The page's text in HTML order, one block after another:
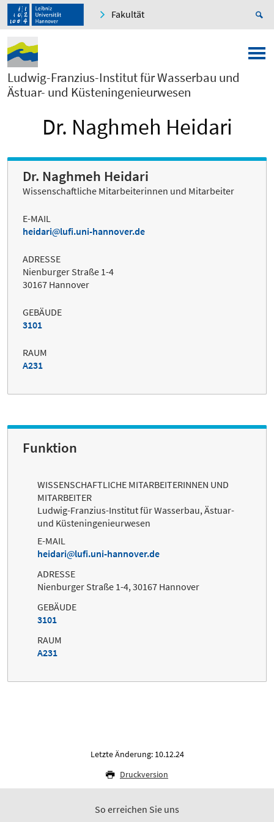
Fakultät
Ludwig-Franzius-Institut für Wasserbau und
Ästuar- und Küsteningenieurwesen
Dr. Naghmeh Heidari
Dr. Naghmeh Heidari
Wissenschaftliche Mitarbeiterinnen und Mitarbeiter
E-MAIL
heidari
lufi.uni-hannover.de
ADRESSE
Nienburger Straße 1-4
30167 Hannover
GEBÄUDE
3101
RAUM
A231
Funktion
WISSENSCHAFTLICHE MITARBEITERINNEN UND
MITARBEITER
Ludwig-Franzius-Institut für Wasserbau, Ästuar-
und Küsteningenieurwesen
E-MAIL
heidari
lufi.uni-hannover.de
ADRESSE
Nienburger Straße 1-4, 30167 Hannover
GEBÄUDE
3101
RAUM
A231
Letzte Änderung: 10.12.24
Druckversion
So erreichen Sie uns